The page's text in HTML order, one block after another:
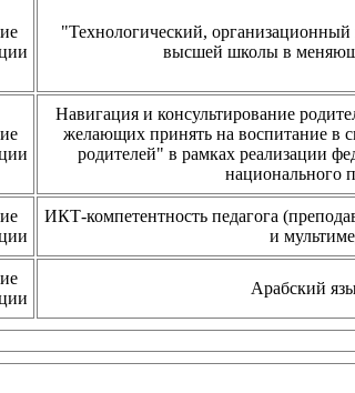
"Технологический, организационный
высшей школы в
Навигация и консультирование
желающих принять на воспитание в
родителей" в рамках реализации
национального
ИКТ-компетентность педагога
и
Арабский